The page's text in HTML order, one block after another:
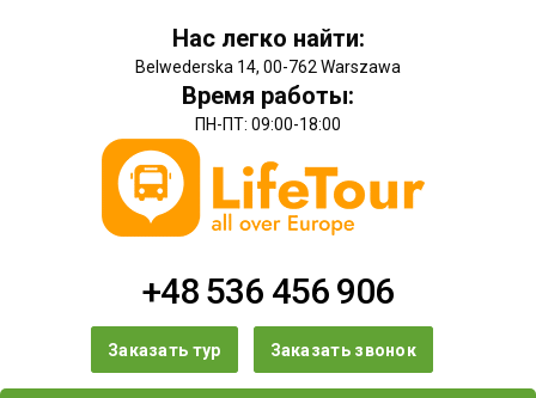
Нас легко найти:
Belwederska 14, 00-762 Warszawa
Время работы:
ПН-ПТ: 09:00-18:00
+48 536 456 906
Заказать тур Заказать звонок